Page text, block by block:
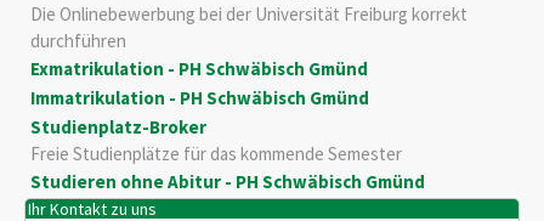
Die Onlinebewerbung bei der Universität Freiburg korrekt
durchführen
Exmatrikulation - PH Schwäbisch Gmünd
Immatrikulation - PH Schwäbisch Gmünd
Studienplatz-Broker
Freie Studienplätze für das kommende Semester
Studieren ohne Abitur - PH Schwäbisch Gmünd
Ihr Kontakt zu uns